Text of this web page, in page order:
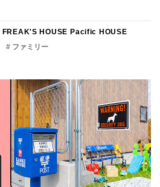
FREAK'S HOUSE Pacific HOUSE
# ファミリー